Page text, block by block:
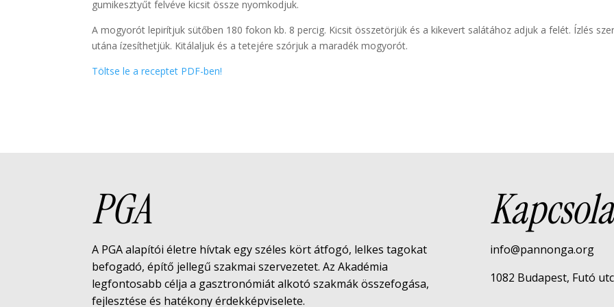
gumikesztyűt felvéve kicsit össze nyomkodjuk.
A mogyorót lepirítjuk sütőben 180 fokon kb. 8 percig. Kicsit összetörjük és a kikevert salátához adjuk a felét. Ízlés
utána ízesíthetjük. Kitálaljuk és a tetejére szórjuk a maradék mogyorót.
Töltse le a receptet PDF-ben!
PGA
A PGA alapítói életre hívtak egy széles kört átfogó, lelkes tagokat
befogadó, építő jellegű szakmai szervezetet. Az Akadémia
legfontosabb célja a gasztronómiát alkotó szakmák összefogása,
fejlesztése és hatékony érdekképviselete.
info@pannonga.org
1082 Budapest, Futó